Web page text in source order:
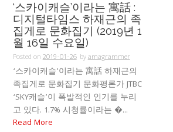
‘스카이캐슬’이라는 寓話 :
디지털타임스 하재근의 족
집게로 문화집기 (2019년 1
월 16일 수요일)
Posted on2019-01-26 byamagrammer
‘스카이캐슬’이라는 寓話 하재근의
족집게로 문화집기 문화평론가 JTBC
‘SKY캐슬’이 폭발적인 인기를 누리
고 있다. 1.7% 시청률이라는 �...
Read More